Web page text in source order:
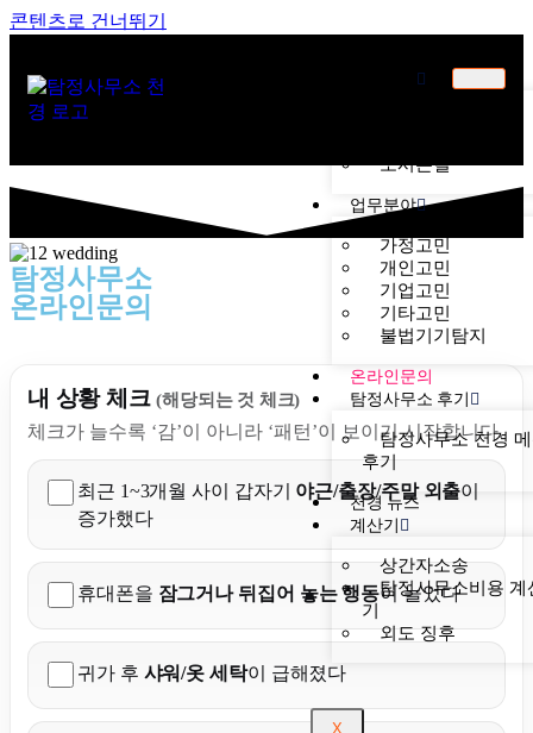
콘텐츠로 건너뛰기
오시는길
업무분야
가정고민
개인고민
기업고민
기타고민
불법기기탐지
온라인문의
탐정사무소 후기
탐정사무소 천경
후기
천경 뉴스
계산기
상간자소송
탐정사무소비용 계
기
외도 징후
X
탐정사무소
온라인문의
내 상황 체크(해당되는 것 체크)
체크가 늘수록 ‘감’이 아니라 ‘패턴’이 보이기 시작합니다.
최근 1~3개월 사이 갑자기 야근/출장/주말 외출이
증가했다
휴대폰을 잠그거나 뒤집어 놓는 행동이 늘었다
귀가 후 샤워/옷 세탁이 급해졌다